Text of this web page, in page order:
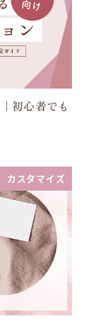
初心者でも
カスタマイズ